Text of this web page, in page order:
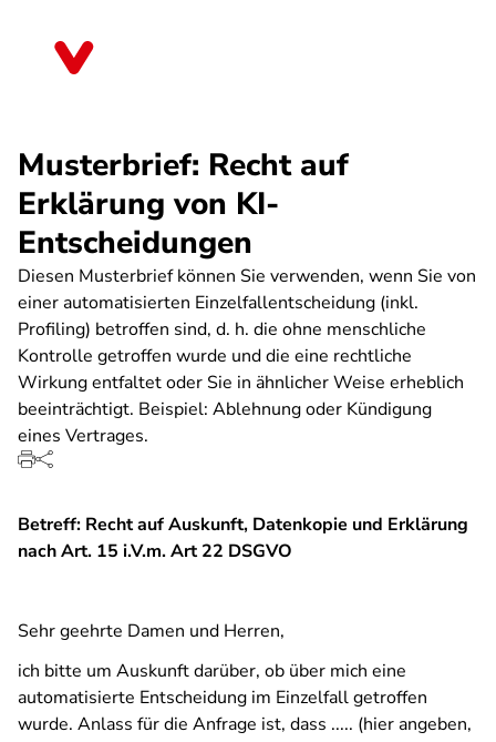
Musterbrief: Recht auf
Erklärung von KI-
Entscheidungen
Diesen Musterbrief können Sie verwenden, wenn Sie von
einer automatisierten Einzelfallentscheidung (inkl.
Profiling) betroffen sind, d. h. die ohne menschliche
Kontrolle getroffen wurde und die eine rechtliche
Wirkung entfaltet oder Sie in ähnlicher Weise erheblich
beeinträchtigt. Beispiel: Ablehnung oder Kündigung
eines Vertrages.
Betreff: Recht auf Auskunft, Datenkopie und Erklärung
nach Art. 15 i.V.m. Art 22 DSGVO
Sehr geehrte Damen und Herren,
ich bitte um Auskunft darüber, ob über mich eine
automatisierte Entscheidung im Einzelfall getroffen
wurde. Anlass für die Anfrage ist, dass ..... (hier angeben,